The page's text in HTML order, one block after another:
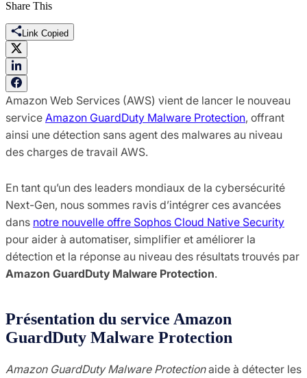
Share This
Link Copied
Amazon Web Services (AWS) vient de lancer le nouveau
service Amazon GuardDuty Malware Protection, offrant
ainsi une détection sans agent des malwares au niveau
des charges de travail AWS.
En tant qu’un des leaders mondiaux de la cybersécurité
Next-Gen, nous sommes ravis d’intégrer ces avancées
dans notre nouvelle offre Sophos Cloud Native Security
pour aider à automatiser, simplifier et améliorer la
détection et la réponse au niveau des résultats trouvés par
Amazon GuardDuty Malware Protection.
Présentation du service Amazon
GuardDuty Malware Protection
Amazon GuardDuty Malware Protectionaide à détecter les